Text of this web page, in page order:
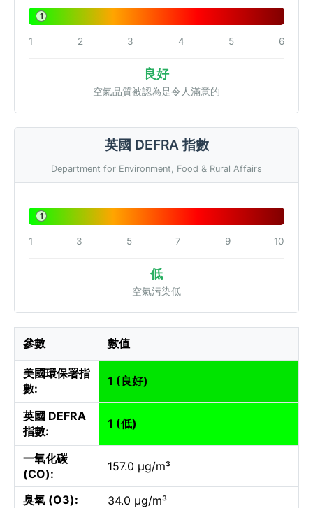
1
1 2 3 4 5 6
良好
空氣品質被認為是令人滿意的
英國 DEFRA 指數
Department for Environment, Food & Rural Affairs
1
1 3 5 7 9 10
低
空氣污染低
參數 數值
美國環保署指
數:
1 (良好)
英國 DEFRA
指數:
1 (低)
一氧化碳
(CO):
157.0 µg/m³
臭氧 (O3):
34.0 µg/m³